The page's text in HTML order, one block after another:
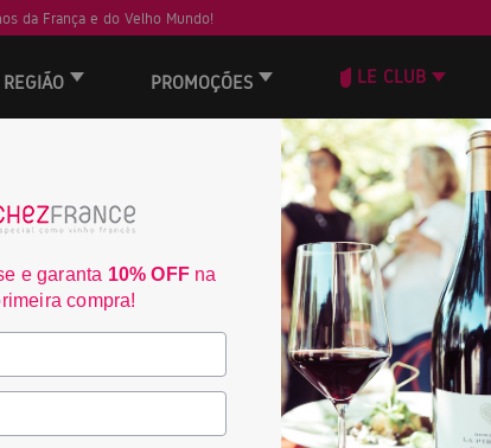
da França e do Velho Mundo!
REGIÃO PROMOÇÕES LE CLUB
Vignerons
2372
País: França
Região: Côtes du Rhône
Denominação: Vin De
e garanta 10% OFF na
compra!